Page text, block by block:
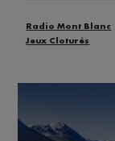
Radio Mont Blanc
Jeux Cloturés